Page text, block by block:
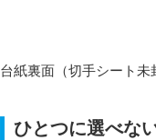
台紙裏面（切手シート未
ひとつに選べな